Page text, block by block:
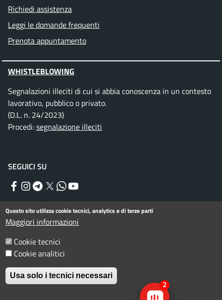
Richiedi assistenza
Leggi le domande frequenti
Prenota appuntamento
WHISTLEBLOWING
Segnalazioni illeciti di cui si abbia conoscenza in un contesto
lavorativo, pubblico o privato.
(D.L. n. 24/2023)
Procedi:segnalazione illeciti
SEGUICI SU
Facebook
Instagram
Telegram
TwitterWhatsApp
Menu piè di pagina
Informativa privacy
Dichiarazione di accessibilità
© Comune di Rimini. Tutti i diritti riservati.
Questo sito utilizza cookie tecnici, analytics e di terze parti
Maggiori informazioni
Cookie tecnici
Cookie analitici
Usa solo i tecnici necessari
2